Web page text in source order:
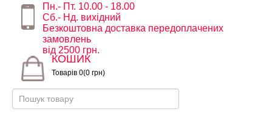
Пн.- Пт. 10.00 - 18.00
Сб.- Нд. вихідний
Безкоштовна доставка передоплачених
замовлень
від 2500 грн.
КОШИК
Товарів 0(0 грн)